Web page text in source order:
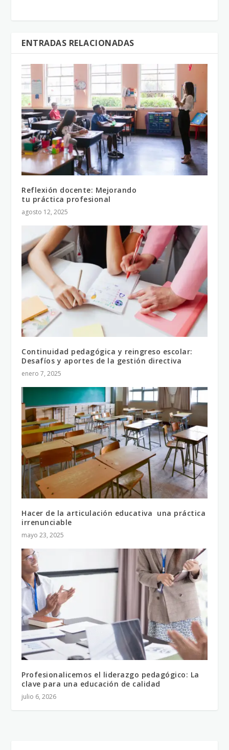
ENTRADAS RELACIONADAS
Reflexión docente: Mejorando
tu práctica profesional
agosto 12, 2025
Continuidad pedagógica y reingreso escolar:
Desafíos y aportes de la gestión directiva
enero 7, 2025
Hacer de la articulación educativa una práctica
irrenunciable
mayo 23, 2025
Profesionalicemos el liderazgo pedagógico: La
clave para una educación de calidad
julio 6, 2026